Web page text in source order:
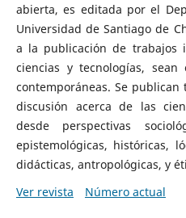
abierta, es editada por el
Universidad de Santiago de
a la publicación de trabajos
ciencias y tecnologías,
contemporáneas. Se
discusión acerca de las
desde perspectivas
epistemológicas, históricas,
didácticas, antropológicas, y
Ver revista
Número actual